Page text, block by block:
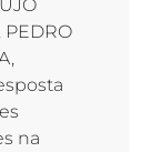
PEDRO
na